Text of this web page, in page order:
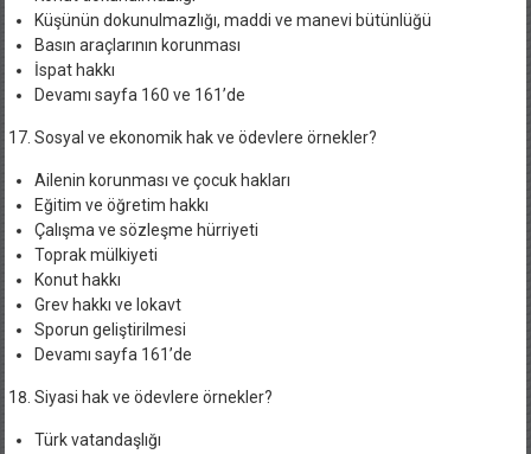
Küşünün dokunulmazlığı, maddi ve manevi bütünlüğü
Basın araçlarının korunması
İspat hakkı
Devamı sayfa 160 ve 161’de
Sosyal ve ekonomik hak ve ödevlere örnekler?
Ailenin korunması ve çocuk hakları
Eğitim ve öğretim hakkı
Çalışma ve sözleşme hürriyeti
Toprak mülkiyeti
Konut hakkı
Grev hakkı ve lokavt
Sporun geliştirilmesi
Devamı sayfa 161’de
Siyasi hak ve ödevlere örnekler?
Türk vatandaşlığı